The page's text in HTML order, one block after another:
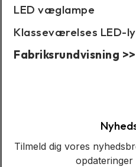
LED væglampe
Klasseværelses LED-
Fabriksrundvisning
Tilmeld dig vores
opdateringer